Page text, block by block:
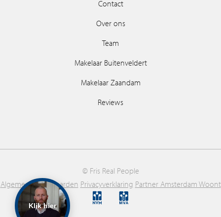
Contact
Over ons
Team
Makelaar Buitenveldert
Makelaar Zaandam
Reviews
© Fris Real People
Algemene voorwaarden Privacyverklaring Partner Amsterdam Woont
Klik hier